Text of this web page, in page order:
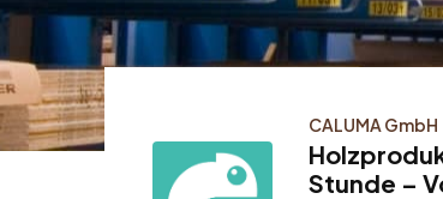
CALUMA GmbH
Stunde –